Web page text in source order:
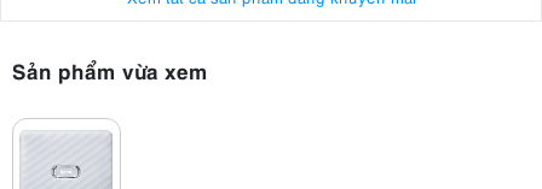
Sản phẩm vừa xem